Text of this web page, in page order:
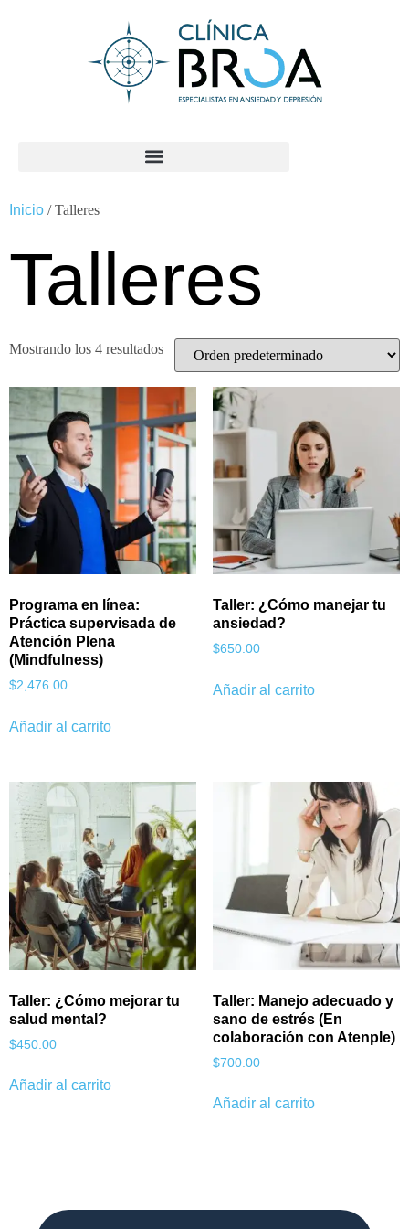
Inicio / Talleres
Talleres
Mostrando los 4 resultados
Programa en línea:
Práctica supervisada de
Atención Plena
(Mindfulness)
$2,476.00
Añadir al carrito
Taller: ¿Cómo manejar tu
ansiedad?
$650.00
Añadir al carrito
Taller: ¿Cómo mejorar tu
salud mental?
$450.00
Añadir al carrito
Taller: Manejo adecuado y
sano de estrés (En
colaboración con Atenple)
$700.00
Añadir al carrito